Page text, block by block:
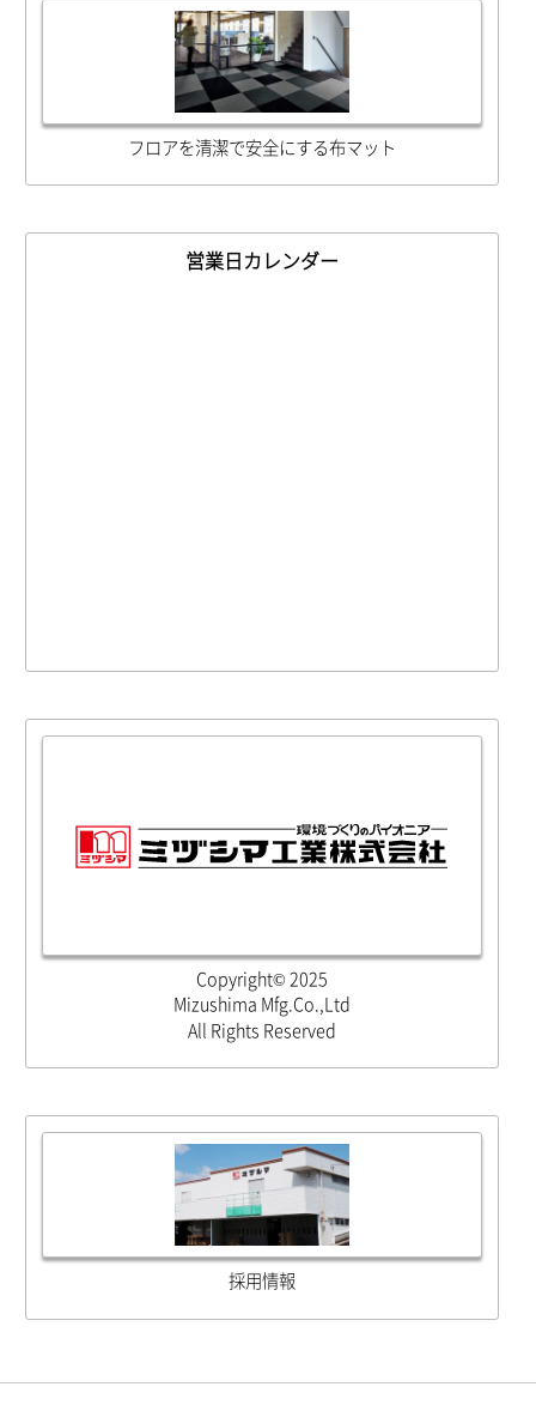
フロアを清潔で安全にする布マット
営業日カレンダー
Copyright© 2025
Mizushima Mfg.Co.,Ltd
All Rights Reserved
採用情報